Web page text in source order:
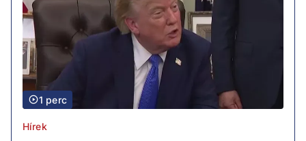
1 perc
Hírek